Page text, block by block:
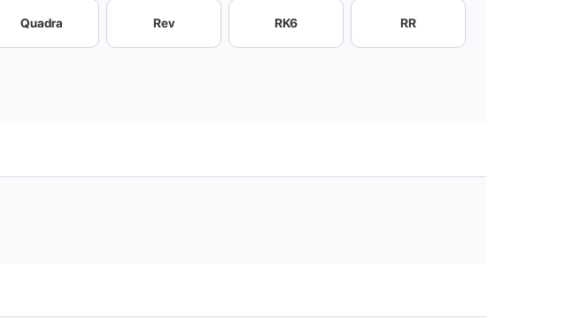
Quadra Rev RK6 RR